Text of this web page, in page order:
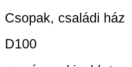
Csopak, családi ház
D100